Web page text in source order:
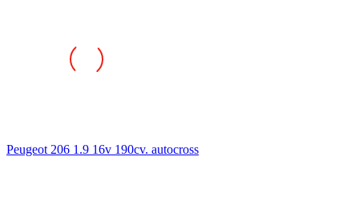
Peugeot 206 1.9 16v 190cv. autocross